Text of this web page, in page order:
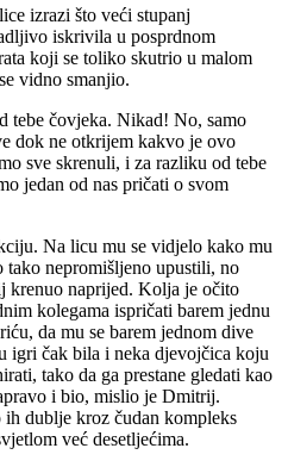
izrazi što veći stupanj
iskrivila u posprdnom
koji se toliko skutrio u malom
vidno smanjio.
tebe čovjeka. Nikad! No, samo
dok ne otkrijem kakvo je ovo
sve skrenuli, i za razliku od tebe
jedan od nas pričati o svom
Na licu mu se vidjelo kako mu
tako nepromišljeno upustili, no
krenuo naprijed. Kolja je očito
kolegama ispričati barem jednu
da mu se barem jednom dive
igri čak bila i neka djevojčica koju
tako da ga prestane gledati kao
i bio, mislio je Dmitrij.
ih dublje kroz čudan kompleks
već desetljećima.